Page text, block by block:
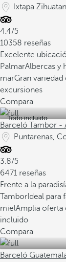
Ixtapa
4.4/5
10358 reseñas
Excelente
PalmarAlbercas y
marGran
excursiones
Compara
Todo incluido
Barceló Tambor -
Puntarenas,
3.8/5
6471 reseñas
Frente a la
Tambor Ideal para
mielAmplia oferta
incluido
Compara
Barceló